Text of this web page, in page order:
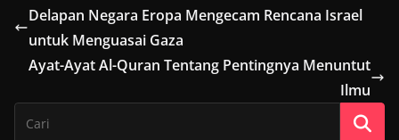
Delapan Negara Eropa Mengecam Rencana Israel
untuk Menguasai Gaza
Ayat-Ayat Al-Quran Tentang Pentingnya Menuntut
Ilmu